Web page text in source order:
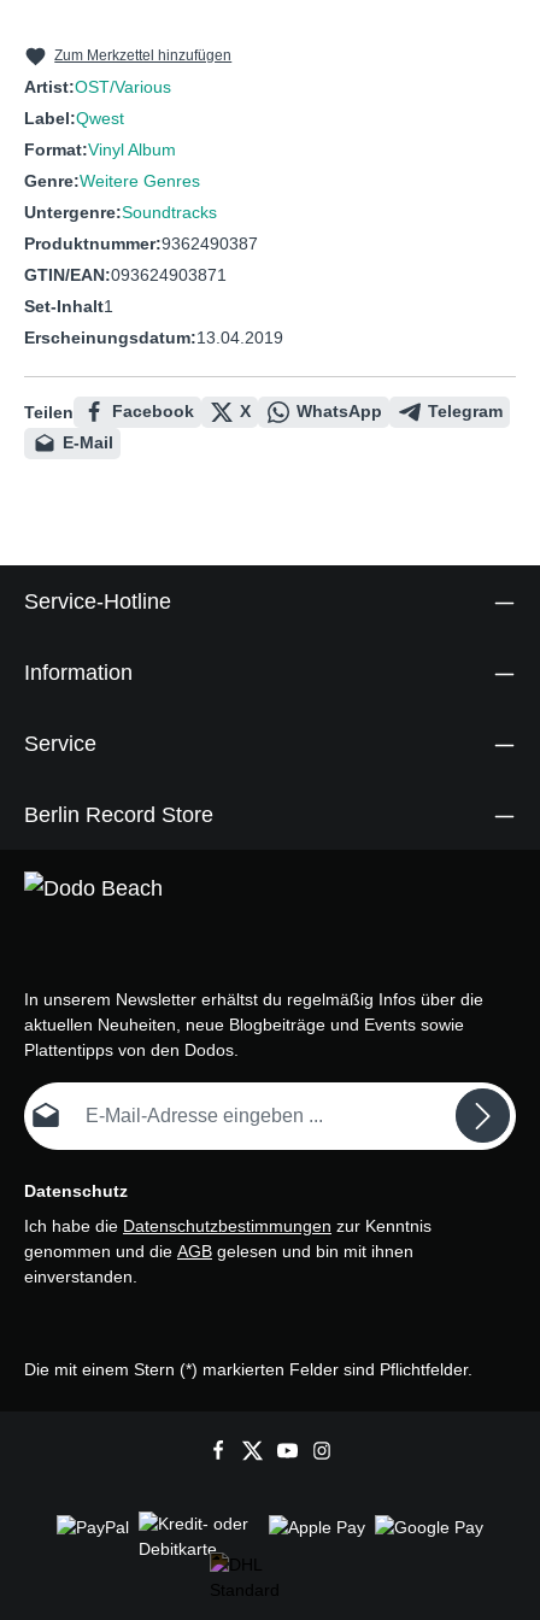
11 Ellington, Duke
Jr. Walker & The
All Stars
Zum Merkzettel hinzufügen
Artist:OST/Various
Label:Qwest
Format:Vinyl Album
Genre:Weitere Genres
Untergenre:Soundtracks
Produktnummer:9362490387
GTIN/EAN:093624903871
Set-Inhalt1
Erscheinungsdatum:13.04.2019
Teilen Facebook X WhatsApp
Telegram
E-Mail
Service-Hotline
Information
Service
Berlin Record Store
In unserem Newsletter erhältst du regelmäßig Infos über die
aktuellen Neuheiten, neue Blogbeiträge und Events sowie
Plattentipps von den Dodos.
E-Mail-Adresse*
Datenschutz
Ich habe die Datenschutzbestimmungen zur Kenntnis
genommen und die AGB gelesen und bin mit ihnen
einverstanden.
Die mit einem Stern (*) markierten Felder sind Pflichtfelder.